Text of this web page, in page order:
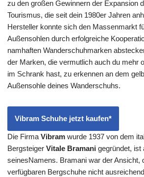
zu den großen Gewinnern der Expansion
Tourismus, die seit dein 1980er Jahren
Hersteller konnte sich den Massenmarkt
Außensohlen durch erfolgreiche
namhaften Wanderschuhmarken
der Marken, die vermutlich auch du mehr
im Schrank hast, zu erkennen an dem
Außensohle deines Wanderschuhs.
Vibram Schuhe jetzt kaufen*
Die Firma Vibram wurde 1937 von dem
Bergsteiger Vitale Bramani gegründet, ist
seinesNamens. Bramani war der Ansicht,
verfügbaren Bergschuhe nicht